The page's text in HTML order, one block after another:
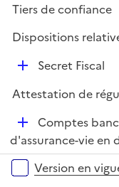
p
l
i
Tiers de confiance
Dispositions
D
p
e
r
Secret Fiscal
Attestation de
D
é
p
Comptes
d'assurance-vie en
Versions sur la
Version en